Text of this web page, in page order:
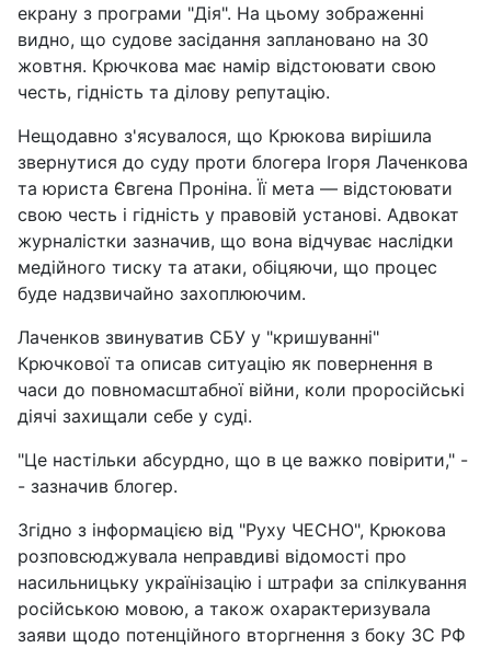
екрану з програми "Дія". На цьому зображенні
видно, що судове засідання заплановано на 30
жовтня. Крючкова має намір відстоювати свою
честь, гідність та ділову репутацію.
Нещодавно з'ясувалося, що Крюкова вирішила
звернутися до суду проти блогера Ігоря Лаченкова
та юриста Євгена Проніна. Її мета — відстоювати
свою честь і гідність у правовій установі. Адвокат
журналістки зазначив, що вона відчуває наслідки
медійного тиску та атаки, обіцяючи, що процес
буде надзвичайно захоплюючим.
Лаченков звинуватив СБУ у "кришуванні"
Крючкової та описав ситуацію як повернення в
часи до повномасштабної війни, коли проросійські
діячі захищали себе у суді.
"Це настільки абсурдно, що в це важко повірити," -
- зазначив блогер.
Згідно з інформацією від "Руху ЧЕСНО", Крюкова
розповсюджувала неправдиві відомості про
насильницьку українізацію і штрафи за спілкування
російською мовою, а також охарактеризувала
заяви щодо потенційного вторгнення з боку ЗС РФ